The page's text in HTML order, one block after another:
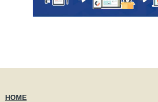
HOME